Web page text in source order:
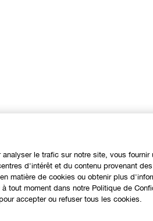
le trafic sur notre site, vous fournir
d'intérêt et du contenu provenant
matière de cookies ou obtenir plus
tout moment dans notre Politique de
accepter ou refuser tous les cookies.